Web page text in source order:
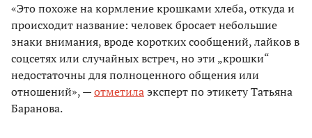
«Это похоже на кормление крошками хлеба, откуда и
происходит название: человек бросает небольшие
знаки внимания, вроде коротких сообщений, лайков в
соцсетях или случайных встреч, но эти „крошки“
недостаточны для полноценного общения или
отношений», —отметилаэксперт по этикету Татьяна
Баранова.